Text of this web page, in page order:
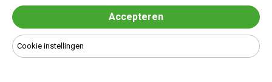
Laadkabels Type 1
Laadkabels Type 2
Accepteren
Cookie instellingen